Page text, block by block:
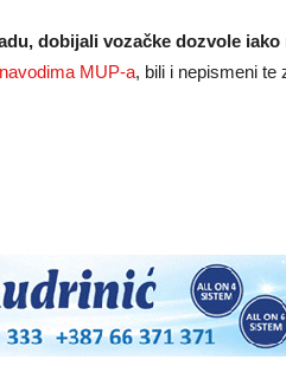
dobijali vozačke dozvole iako
MUP-a, bili i nepismeni te